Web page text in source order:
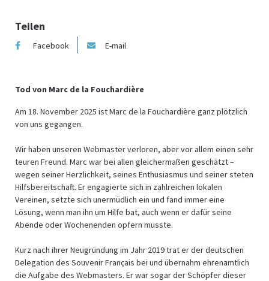
Teilen
Facebook E-mail
Tod von Marc de la Fouchardière
Am 18. November 2025 ist Marc de la Fouchardière ganz plötzlich
von uns gegangen.
Wir haben unseren Webmaster verloren, aber vor allem einen sehr
teuren Freund. Marc war bei allen gleichermaßen geschätzt –
wegen seiner Herzlichkeit, seines Enthusiasmus und seiner steten
Hilfsbereitschaft. Er engagierte sich in zahlreichen lokalen
Vereinen, setzte sich unermüdlich ein und fand immer eine
Lösung, wenn man ihn um Hilfe bat, auch wenn er dafür seine
Abende oder Wochenenden opfern musste.
Kurz nach ihrer Neugründung im Jahr 2019 trat er der deutschen
Delegation des Souvenir Français bei und übernahm ehrenamtlich
die Aufgabe des Webmasters. Er war sogar der Schöpfer dieser